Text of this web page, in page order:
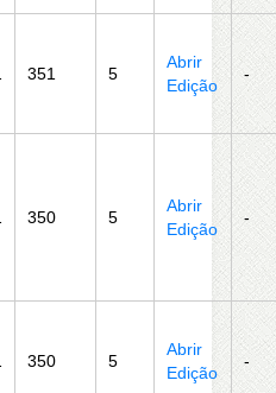
351 5
Abrir
Edição
-
350 5
Abrir
Edição
-
350 5
Abrir
Edição
-